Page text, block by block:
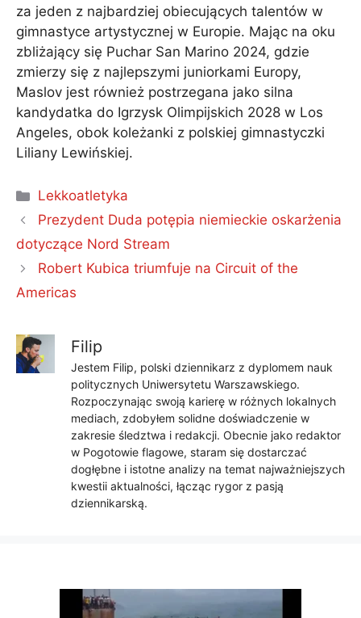
za jeden z najbardziej obiecujących talentów w
gimnastyce artystycznej w Europie. Mając na oku
zbliżający się Puchar San Marino 2024, gdzie
zmierzy się z najlepszymi juniorkami Europy,
Maslov jest również postrzegana jako silna
kandydatka do Igrzysk Olimpijskich 2028 w Los
Angeles, obok koleżanki z polskiej gimnastyczki
Liliany Lewińskiej.
Kategorie
Lekkoatletyka
Prezydent Duda potępia niemieckie oskarżenia
dotyczące Nord Stream
Robert Kubica triumfuje na Circuit of the
Americas
Filip
Jestem Filip, polski dziennikarz z dyplomem nauk
politycznych Uniwersytetu Warszawskiego.
Rozpoczynając swoją karierę w różnych lokalnych
mediach, zdobyłem solidne doświadczenie w
zakresie śledztwa i redakcji. Obecnie jako redaktor
w Pogotowie flagowe, staram się dostarczać
dogłębne i istotne analizy na temat najważniejszych
kwestii aktualności, łącząc rygor z pasją
dziennikarską.